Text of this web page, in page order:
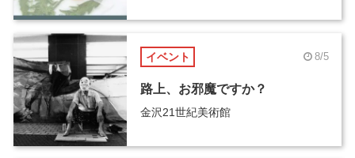
イベント 8/5
路上、お邪魔ですか？
金沢21世紀美術館